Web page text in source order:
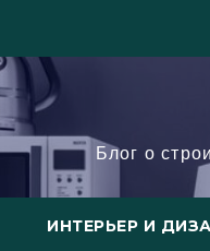
Блог о
ИНТЕРЬЕР И